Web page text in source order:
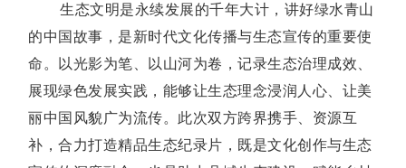
生态文明是永续发展的千年大计，讲好绿水青山
的中国故事，是新时代文化传播与生态宣传的重要使
命。以光影为笔、以山河为卷，记录生态治理成效、
展现绿色发展实践，能够让生态理念浸润人心、让美
丽中国风貌广为流传。此次双方跨界携手、资源互
补，合力打造精品生态纪录片，既是文化创作与生态